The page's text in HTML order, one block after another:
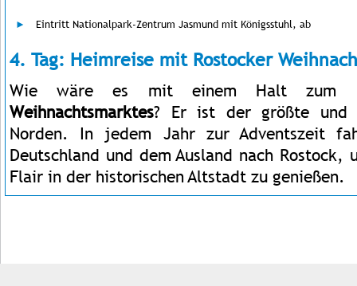
Eintritt Nationalpark-Zentrum Jasmund mit Königsstuhl, ab
4. Tag: Heimreise mit Rostocker
Wie wäre es mit einem Halt zum
Weihnachtsmarktes? Er ist der größte und
Norden. In jedem Jahr zur Adventszeit
Deutschland und dem Ausland nach Rostock,
Flair in der historischen Altstadt zu genießen.